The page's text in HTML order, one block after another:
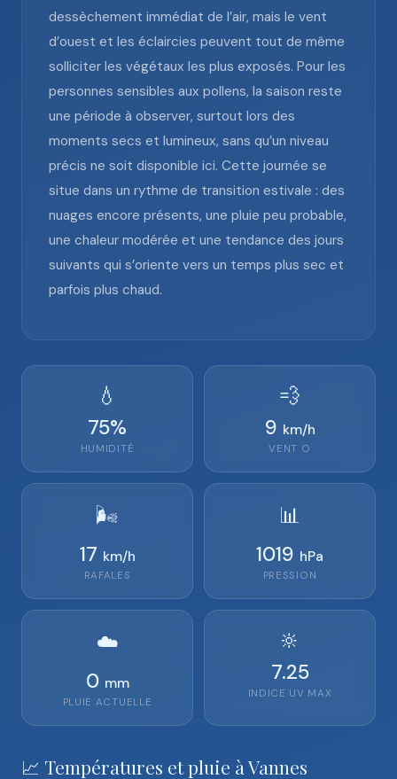
dessèchement immédiat de l’air, mais le vent
d’ouest et les éclaircies peuvent tout de même
solliciter les végétaux les plus exposés. Pour les
personnes sensibles aux pollens, la saison reste
une période à observer, surtout lors des
moments secs et lumineux, sans qu’un niveau
précis ne soit disponible ici. Cette journée se
situe dans un rythme de transition estivale : des
nuages encore présents, une pluie peu probable,
une chaleur modérée et une tendance des jours
suivants qui s’oriente vers un temps plus sec et
parfois plus chaud.
💧
75%
HUMIDITÉ
💨
9 km/h
VENT O
🌬️
17 km/h
RAFALES
📊
1019 hPa
PRESSION
☁️
0 mm
PLUIE ACTUELLE
🔆
7.25
INDICE UV MAX
📈 Températures et pluie à Vannes